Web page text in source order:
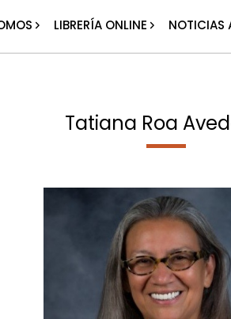
LIBRERÍA ONLINE NOTICIAS
Tatiana Roa